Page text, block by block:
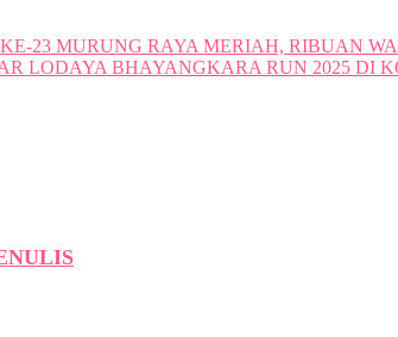
23 MURUNG RAYA MERIAH, RIBUAN
LODAYA BHAYANGKARA RUN 2025 DI